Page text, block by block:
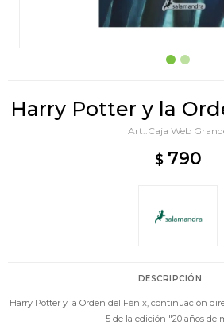
Harry Potter y la
Caja Web
$ 790
DESCRIPCIÓN
Harry Potter y la Orden del Fénix, continuación
5 de la edición "20 años de